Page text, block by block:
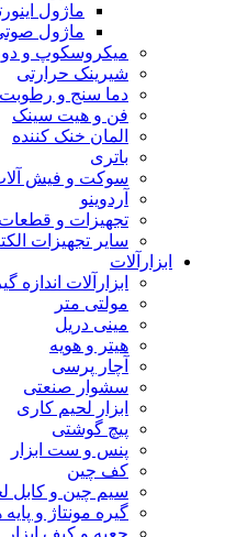
ماژول
ماژول
میکروسکوپ و
شیرینک حرارتی
دما سنج و
فن و هیت سینک
المان خنک کننده
باتری
سوکت و فیش
آردوینو
تجهیزات و قطعات
سایر تجهیزات
ابزارآلات
ابزارآلات اندازه
مولتی متر
مینی دریل
هیتر و هویه
آچار پرسی
سشوار صنعتی
ابزار لحیم کاری
پیچ گوشتی
پنس و ست ابزار
کف چین
سیم چین و کابل
گیره مونتاژ و پایه
جعبه و کیف ابزار